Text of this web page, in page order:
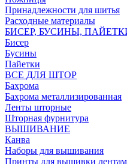
Принадлежности для шитья
Расходные материалы
БИСЕР, БУСИНЫ,
Бисер
Бусины
Пайетки
ВСЕ ДЛЯ ШТОР
Бахрома
Бахрома металлизированная
Ленты шторные
Шторная фурнитура
ВЫШИВАНИЕ
Канва
Наборы для вышивания
Принты для вышивки